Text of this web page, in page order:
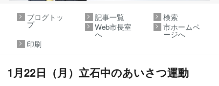
ブログトッ
プ
記事一覧
検索
Web市長室
へ
市ホームペ
ージへ
印刷
1月22日（月）立石中のあいさつ運動